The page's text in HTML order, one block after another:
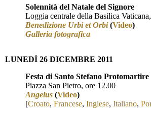
Solennità del Natale del Signore
Loggia centrale della Basilica
Benedizione Urbi et Orbi (Video)
Galleria fotografica
LUNEDÌ 26 DICEMBRE 2011
Festa di Santo Stefano Protomartire
Piazza San Pietro, ore 12.00
Angelus (Video)
[Croato, Francese, Inglese, Italiano,